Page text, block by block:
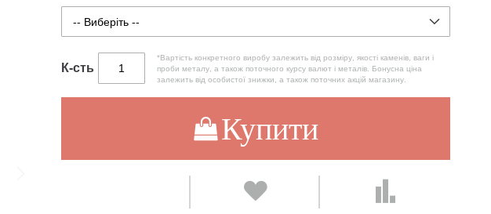
К-сть
*Вартість конкретного виробу залежить від розміру, якості каменів, ваги і
проби металу, а також поточного курсу валют і металів. Бонусна ціна
залежить від особистої знижки, а також поточних акцій магазину.
Купити